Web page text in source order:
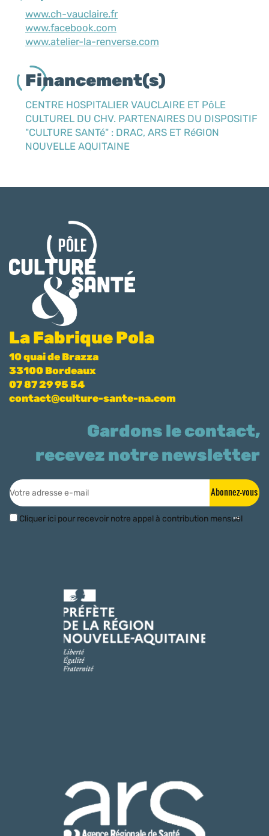
www.ch-vauclaire.fr
www.facebook.com
www.atelier-la-renverse.com
Financement(s)
CENTRE HOSPITALIER VAUCLAIRE ET PôLE
CULTUREL DU CHV. PARTENAIRES DU DISPOSITIF
"CULTURE SANTé" : DRAC, ARS ET RéGION
NOUVELLE AQUITAINE
La Fabrique Pola
10 quai de Brazza
33100 Bordeaux
07 87 29 95 54
contact@culture-sante-na.com
Gardons le contact,
recevez notre newsletter
Abonnez-vous
Cliquer ici pour recevoir notre appel à contribution mensuel